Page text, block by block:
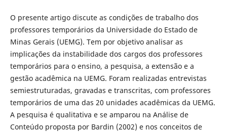
O presente artigo discute as condições de trabalho dos
professores temporários da Universidade do Estado de
Minas Gerais (UEMG). Tem por objetivo analisar as
implicações da instabilidade dos cargos dos professores
temporários para o ensino, a pesquisa, a extensão e a
gestão acadêmica na UEMG. Foram realizadas entrevistas
semiestruturadas, gravadas e transcritas, com professores
temporários de uma das 20 unidades acadêmicas da UEMG.
A pesquisa é qualitativa e se amparou na Análise de
Conteúdo proposta por Bardin (2002) e nos conceitos de